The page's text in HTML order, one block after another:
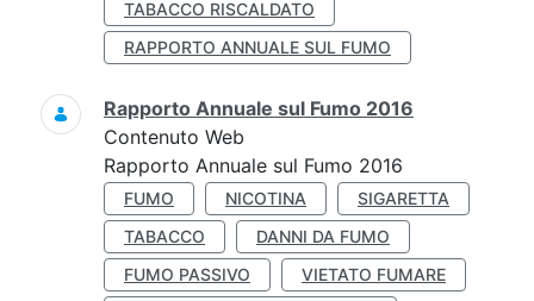
TABACCO RISCALDATO
RAPPORTO ANNUALE SUL FUMO
Rapporto Annuale sul Fumo 2016
Contenuto Web
Rapporto Annuale sul Fumo 2016
FUMO NICOTINA
SIGARETTA
TABACCO
DANNI DA FUMO
FUMO PASSIVO
VIETATO FUMARE